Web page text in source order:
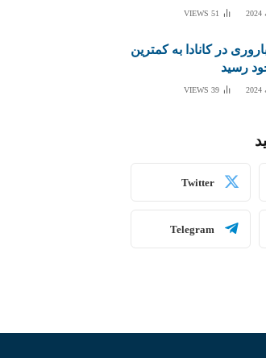
51
VIEWS
در کانادا به کمترین
رسید
39
VIEWS
Twitter
Telegram